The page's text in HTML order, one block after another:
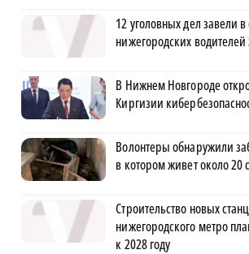
12 уголовных дел завели
нижегородских
В Нижнем Новгороде
Киргизии
Волонтеры обнаружили
в котором живет около 20
Строительство новых
нижегородского метро
к 2028 году